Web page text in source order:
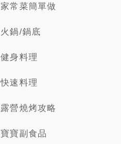
家常菜簡單做
火鍋/鍋底
健身料理
快速料理
露營燒烤攻略
寶寶副食品